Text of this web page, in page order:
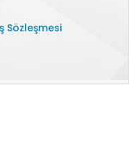
Sözleşmesi